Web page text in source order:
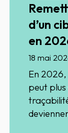
d’un
en
18 mai
En
peut